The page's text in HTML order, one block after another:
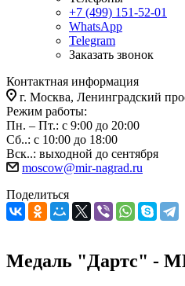
+7 (499) 151-52-01
WhatsApp
Telegram
Заказать звонок
Контактная информация
г. Москва, Ленинградский
Режим работы:
Пн. – Пт.: с 9:00 до 20:00
Сб..: с 10:00 до 18:00
Вск..: выходной до сентября
moscow@mir-nagrad.ru
Поделиться
Медаль "Дартс" -